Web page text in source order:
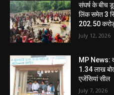
संघर्ष के बीच
लिंक समेत 3
202.50
July 12, 2026
MP News:
1.34 लाख
एजेंसियां सील
July 7, 2026